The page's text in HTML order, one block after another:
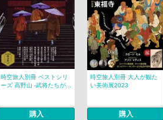
時空旅人別冊 ベストシリ
ーズ 高野山 -武将たちが...
購入
時空旅人別冊 大人が観た
い美術展2023
購入